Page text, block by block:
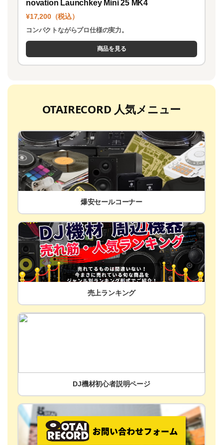
novation Launchkey Mini 25 MK4
¥17,200（税込）
コンパクトながらプロ仕様の実力。
商品を見る
OTAIRECORD 人気メニュー
爆安セールコーナー
売上ランキング
DJ機材初心者説明ページ